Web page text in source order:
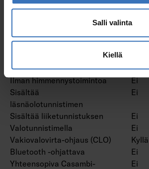
Salli valinta
Kiellä
Himmennys RF
Ei
Ei
Hipaisuhimmennys
Ei
Painonappihimmennys
Kyllä
Ilman himmennystoimintoa
Ei
Sisältää
läsnäolotunnistimen
Ei
Sisältää liiketunnistuksen
Ei
Valotunnistimella
Ei
Vakiovalovirta-ohjaus (CLO)
Kyllä
Bluetooth -ohjattava
Ei
Yhteensopiva Casambi-
Ei